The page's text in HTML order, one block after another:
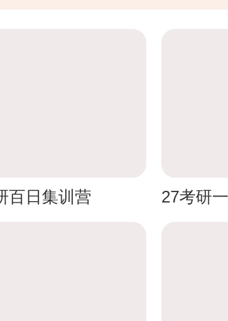
百日集训营 27考研